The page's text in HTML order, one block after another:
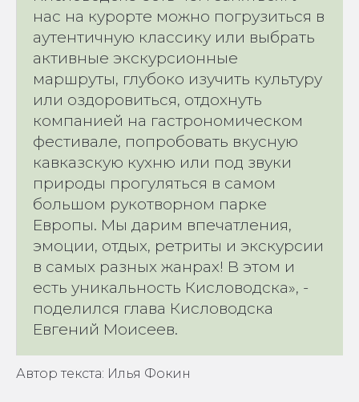
нас на курорте можно погрузиться в
аутентичную классику или выбрать
активные экскурсионные
маршруты, глубоко изучить культуру
или оздоровиться, отдохнуть
компанией на гастрономическом
фестивале, попробовать вкусную
кавказскую кухню или под звуки
природы прогуляться в самом
большом рукотворном парке
Европы. Мы дарим впечатления,
эмоции, отдых, ретриты и экскурсии
в самых разных жанрах! В этом и
есть уникальность Кисловодска», -
поделился глава Кисловодска
Евгений Моисеев.
Автор текста: Илья Фокин